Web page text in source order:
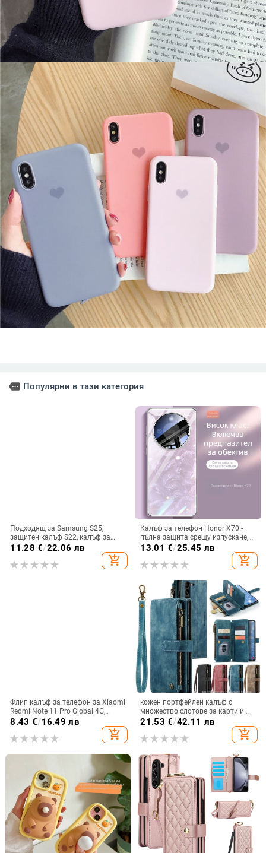
more Популярни в тази категория
Подходящ за Samsung S25,
защитен калъф S22, калъф за
мобилен телефон Edge Drill, S24,
прозрачен магнитен държач със
стрази A56, брокат против
11.28 €/22.06 лв
add_shopping_cart
Калъф за телефон Honor X70 -
пълна защита срещу изпускане,
закалено стъкло, модел Аурора
13.01 €/25.45 лв
add_shopping_cart
Флип калъф за телефон за Xiaomi
Redmi Note 11 Pro Global 4G,
имитационна кожа, бизнес стил
8.43 €/16.49 лв
add_shopping_cart
кожен портфейлен калъф с
множество слотове за карти и
цип за iPhone 11–17 Pro Max, XR,
21.53 €/42.11 лв
add_shopping_cart